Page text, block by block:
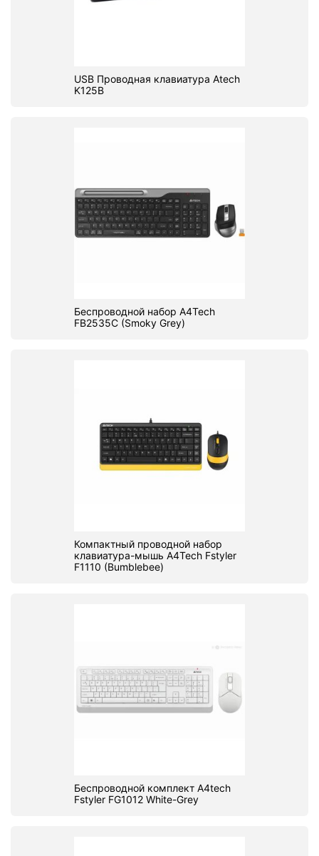
USB Проводная клавиатура Atech
K125B
Беспроводной набор A4Tech
FB2535C (Smoky Grey)
Компактный проводной набор
клавиатура-мышь A4Tech Fstyler
F1110 (Bumblebee)
Беспроводной комплект A4tech
Fstyler FG1012 White-Grey